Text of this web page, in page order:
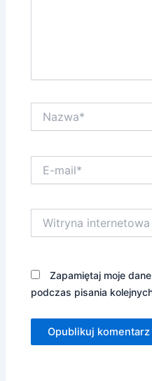
mail*
internetowa
Zapamiętaj moje
podczas pisania